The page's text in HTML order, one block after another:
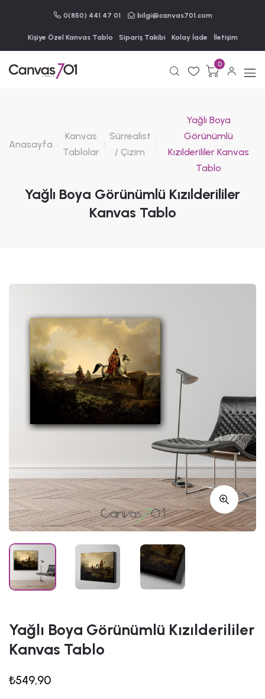
0(850) 441 47 01 bilgi@canvas701.com
Kişiye Özel Kanvas Tablo Sipariş Takibi Kolay İade İletişim
0
Anasayfa
Kanvas
Tablolar
Sürrealist
/ Çizim
Yağlı Boya
Görünümlü
Kızılderililer Kanvas
Tablo
Yağlı Boya Görünümlü Kızılderililer
Kanvas Tablo
Yağlı Boya Görünümlü Kızılderililer
Kanvas Tablo
₺549,90